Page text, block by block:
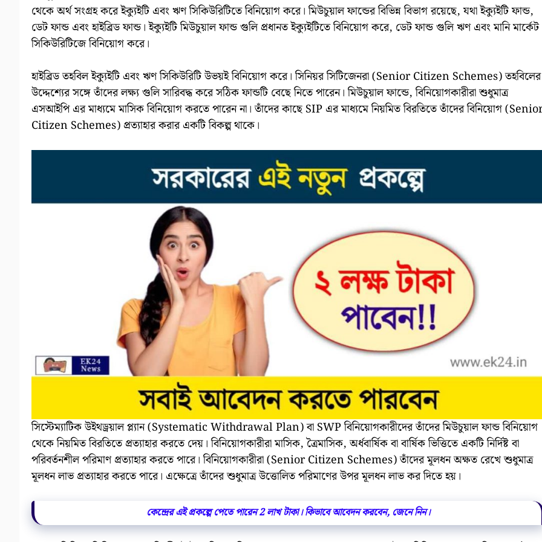
থেকে অর্থ সংগ্রহ করে ইক্যুইটি এবং ঋণ সিকিউরিটিতে বিনিয়োগ করে। মিউচুয়াল ফান্ডের বিভিন্ন বিভাগ রয়েছে, যথা ইক্যুইটি ফান্ড,
ডেট ফান্ড এবং হাইব্রিড ফান্ড। ইক্যুইটি মিউচুয়াল ফান্ড গুলি প্রধানত ইক্যুইটিতে বিনিয়োগ করে, ডেট ফান্ড গুলি ঋণ এবং মানি মার্কেট
সিকিউরিটিজে বিনিয়োগ করে।
হাইব্রিড তহবিল ইক্যুইটি এবং ঋণ সিকিউরিটি উভয়ই বিনিয়োগ করে। সিনিয়র সিটিজেনরা (Senior Citizen Schemes) তহবিলের
উদ্দেশ্যের সঙ্গে তাঁদের লক্ষ্য গুলি সারিবদ্ধ করে সঠিক ফান্ডটি বেছে নিতে পারেন। মিউচুয়াল ফান্ডে, বিনিয়োগকারীরা শুধুমাত্র
এসআইপি এর মাধ্যমে মাসিক বিনিয়োগ করতে পারেন না। তাঁদের কাছে SIP এর মাধ্যমে নিয়মিত বিরতিতে তাঁদের বিনিয়োগ
Citizen Schemes) প্রত্যাহার করার একটি বিকল্প থাকে।
সিস্টেম্যাটিক উইথড্রয়াল প্ল্যান (Systematic Withdrawal Plan) বা SWP বিনিয়োগকারীদের তাঁদের মিউচুয়াল ফান্ড বিনিয়োগ
থেকে নিয়মিত বিরতিতে প্রত্যাহার করতে দেয়। বিনিয়োগকারীরা মাসিক, ত্রৈমাসিক, অর্ধবার্ষিক বা বার্ষিক ভিত্তিতে একটি নির্দিষ্ট বা
পরিবর্তনশীল পরিমাণ প্রত্যাহার করতে পারে। বিনিয়োগকারীরা (Senior Citizen Schemes) তাঁদের মূলধন অক্ষত রেখে শুধুমাত্র
মূলধন লাভ প্রত্যাহার করতে পারে। এক্ষেত্রে তাঁদের শুধুমাত্র উত্তোলিত পরিমাণের উপর মূলধন লাভ কর দিতে হয়‌।
কেন্দ্রের এই প্রকল্পে পেতে পারেন 2 লাখ টাকা। কিভাবে আবেদন করবেন, জেনে নিন।